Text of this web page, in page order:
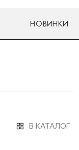
НОВИНКИ
В КАТАЛОГ